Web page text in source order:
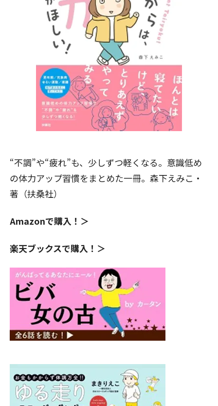
“不調”や“疲れ”も、少しずつ軽くなる。意識低め
の体力アップ習慣をまとめた一冊。森下えみこ・
著（扶桑社）
Amazonで購入！＞
楽天ブックスで購入！＞
閉じる